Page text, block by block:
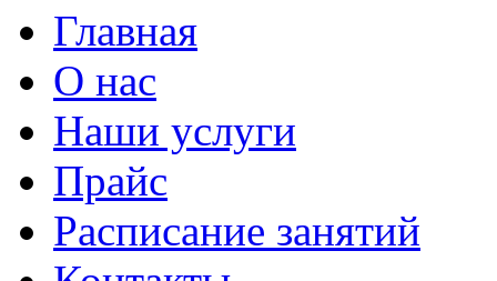
Главная
О нас
Наши услуги
Прайс
Расписание занятий